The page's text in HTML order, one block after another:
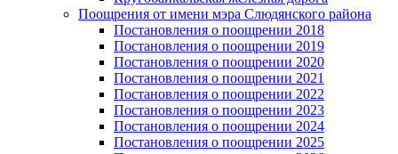
Поощрения от имени мэра Слюдянского района
Постановления о поощрении 2018
Постановления о поощрении 2019
Постановления о поощрении 2020
Постановления о поощрении 2021
Постановления о поощрении 2022
Постановления о поощрении 2023
Постановления о поощрении 2024
Постановления о поощрении 2025